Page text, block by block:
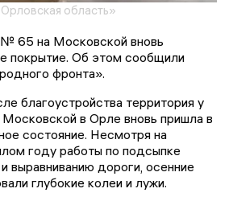
область»
65 на Московской вновь
покрытие. Об этом сообщили
фронта».
благоустройства территория у
в Орле вновь пришла в
состояние. Несмотря на
году работы по подсыпке
выравниванию дороги, осенние
глубокие колеи и лужи.